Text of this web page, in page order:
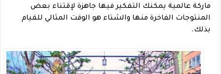
ماركة عالمية يمكنك التفكير فيها جاهزة لإقتناء بعض
المنتوجات الفاخرة منها والشتاء هو الوقت المثالي للقيام
بذلك.